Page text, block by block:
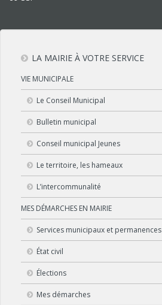
LA MAIRIE À VOTRE SERVICE
VIE MUNICIPALE
Le Conseil Municipal
Bulletin municipal
Conseil municipal Jeunes
Le territoire, les hameaux
L’intercommunalité
MES DÉMARCHES EN MAIRIE
Services municipaux et permanences
État civil
Élections
Mes démarches